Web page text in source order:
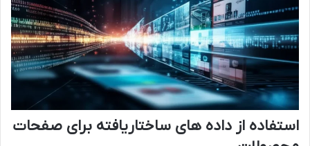
استفاده از داده های ساختاریافته برای صفحات